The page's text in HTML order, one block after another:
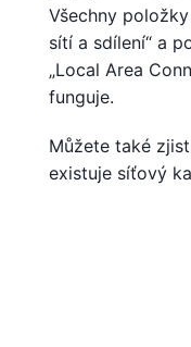
Všechny
sítí a sdílení“ a
„Local Area
funguje.
Můžete také
existuje síťový